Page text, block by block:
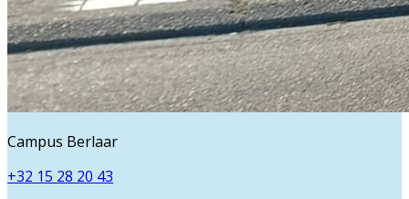
Campus Berlaar
+32 15 28 20 43